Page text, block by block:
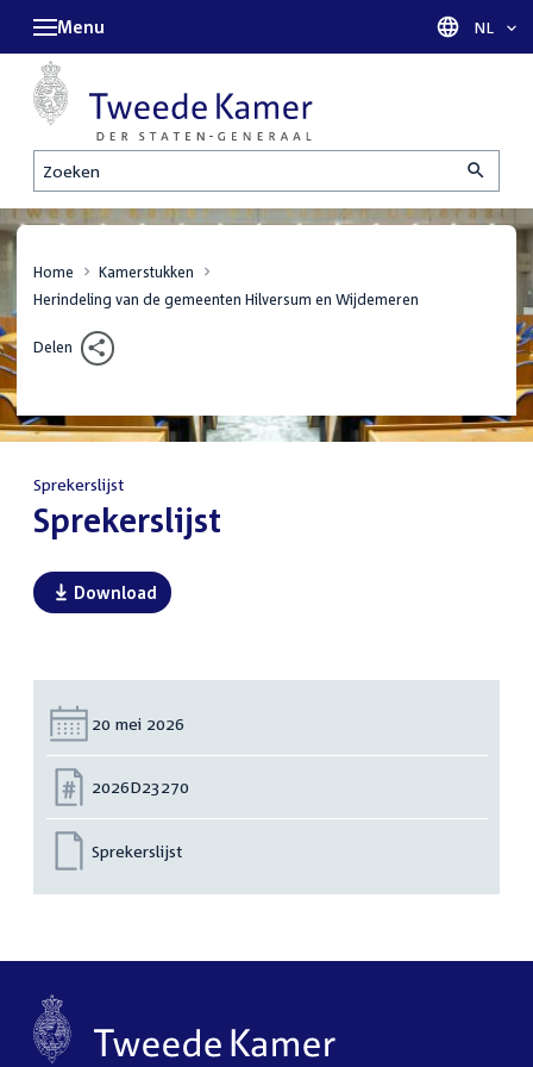
Zoeken
Menu Taal
NL
Home
Kamerstukken
Herindeling van de gemeenten Hilversum en Wijdemeren
Delen
Sprekerslijst
:Sprekerslijst
Download
Datum:
20 mei 2026
Nummer:
2026D23270
Sprekerslijst